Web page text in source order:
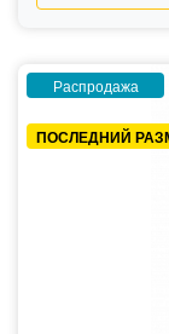
Распродажа
ПОСЛЕДНИЙ